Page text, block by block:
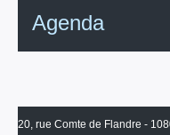
Agenda
20, rue Comte de Flandre -